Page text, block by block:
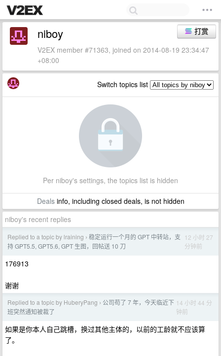
打赏
niboy
V2EX member #71363, joined on 2014-08-19 23:34:47
+08:00
Switch topics list
Per niboy's settings, the topics list is hidden
Dealsinfo, including closed deals, is not hidden
niboy's recent replies
Replied to a topic by lraining › 稳定运行一个月的 GPT 中转站，支
持 GPT5.5, GPT5.6, GPT 生图，回帖送 10 刀
12 小时 27
分钟前
176913
谢谢
Replied to a topic by HuberyPang › 公司苟了 7 年，今天临近下
班突然通知被裁了
14 小时 44 分
钟前
如果是你本人自己跳槽，换过其他主体的，以前的工龄就不应该算
了。